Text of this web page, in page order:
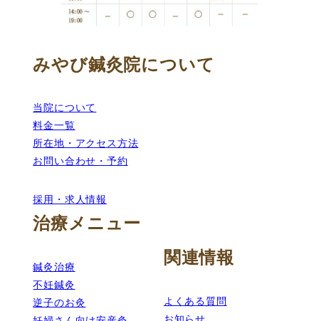
みやび鍼灸院について
当院について
料金一覧
所在地・アクセス方法
お問い合わせ・予約
採用・求人情報
治療メニュー
鍼灸治療
不妊鍼灸
逆子のお灸
関連情報
よくある質問